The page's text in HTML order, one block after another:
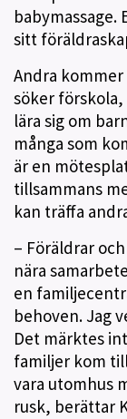
sitt
Andra
söker
lära sig om
många som
är en
tillsammans
kan träffa
– Föräldrar
nära
en
behoven. Jag
Det märktes
familjer kom
vara utomhus
rusk, berättar